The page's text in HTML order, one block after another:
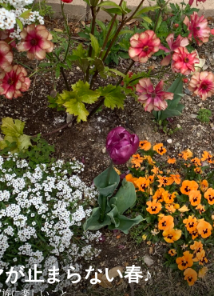
止まらない春♪
に楽しいこと